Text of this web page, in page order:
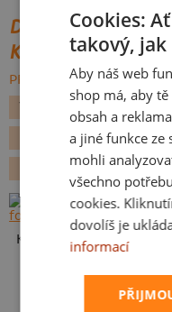
DALŠÍ POTISKY ZE
KATEGORIE
PROCHÁZET VŠE:
VALENTÝN
ŠKOLA
DEN MATEK
DEN
PRO
Cookies:
takový, jak
Aby náš web
shop má, aby
obsah a
a jiné funkce ze
mohli
všechno
cookies.
dovolíš je
informací